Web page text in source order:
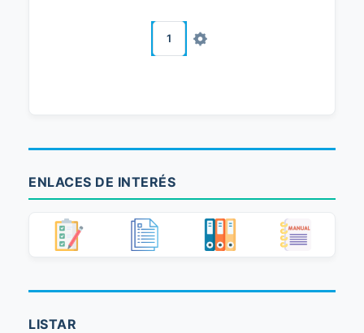
1
ENLACES DE INTERÉS
LISTAR